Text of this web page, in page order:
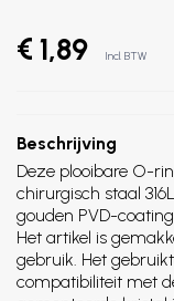
€ 1,89 Incl. BTW
Beschrijving
Deze plooibare O-
chirurgisch staal
gouden PVD-
Het artikel is
gebruik. Het
compatibiliteit met